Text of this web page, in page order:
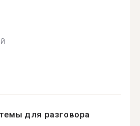
для разговора